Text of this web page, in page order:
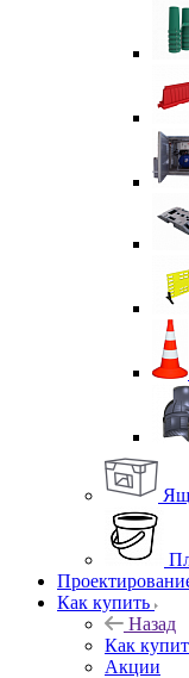
Как купить
Назад
Как
Акции